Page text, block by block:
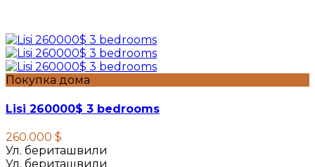
Покупка дома
Lisi 260000$ 3 bedrooms
260.000 $
Ул. бериташвили
Ул. бериташвили